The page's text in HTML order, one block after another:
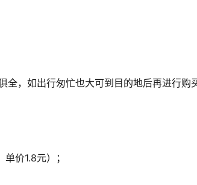
全，如出行匆忙也大可到目的地后再进行购
价1.8元）；